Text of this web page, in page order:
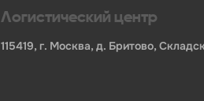
Логистический центр
115419, г. Москва, д. Бритово,